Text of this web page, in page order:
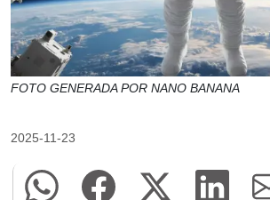
FOTO GENERADA POR NANO BANANA
2025-11-23